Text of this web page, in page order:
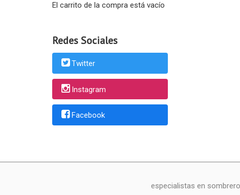
El carrito de la compra está vacío
Redes Sociales
Twitter
Instagram
Facebook
especialistas en